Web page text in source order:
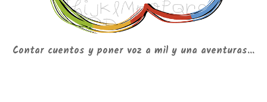
Contar cuentos y poner voz a mil y una aventuras...